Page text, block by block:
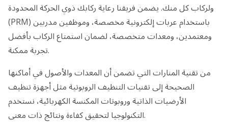
ولركاب كل منك. يضمن فريقنا رعاية ركابك ذوي الحركة المحدودة
(PRM) باستخدام عربات إلكترونية مخصصة، وموظفين مدربين
ومعتمدين، ومعدات متخصصة، لضمان استمتاع الركاب بأفضل
تجربة ممكنة.
من تقنية المنارات التي تضمن أن المعدات والأصول في أماكنها
الصحيحة إلى تقنيات التنظيف الروبوتية مثل أجهزة تنظيف
الأرضيات الذاتية وروبوتات المكنسة الكهربائية، نستخدم
التكنولوجيا لتحقيق كفاءة ونتائج ذات معنى.